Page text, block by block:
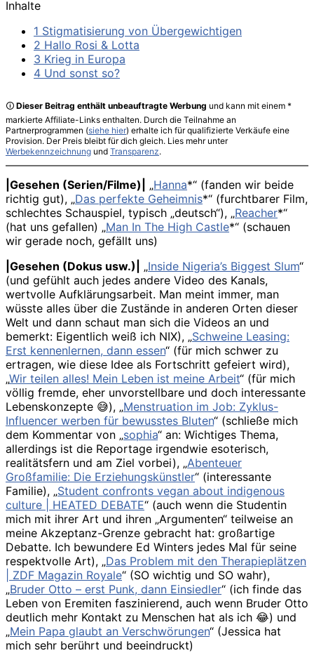
Inhalte
1 Stigmatisierung von Übergewichtigen
2 Hallo Rosi & Lotta
3 Krieg in Europa
4 Und sonst so?
🛈 Dieser Beitrag enthält unbeauftragte Werbung und kann mit einem *
markierte Affiliate-Links enthalten. Durch die Teilnahme an
Partnerprogrammen (siehe hier) erhalte ich für qualifizierte Verkäufe eine
Provision. Der Preis bleibt für dich gleich. Lies mehr unter
Werbekennzeichnung und Transparenz.
|Gesehen (Serien/Filme)| „Hanna*“ (fanden wir beide
richtig gut), „Das perfekte Geheimnis*“ (furchtbarer Film,
schlechtes Schauspiel, typisch „deutsch“), „Reacher*“
(hat uns gefallen) „Man In The High Castle*“ (schauen
wir gerade noch, gefällt uns)
|Gesehen (Dokus usw.)|
„Inside Nigeria’s Biggest Slum“
(und gefühlt auch jedes andere Video des Kanals,
wertvolle Aufklärungsarbeit. Man meint immer, man
wüsste alles über die Zustände in anderen Orten dieser
Welt und dann schaut man sich die Videos an und
bemerkt: Eigentlich weiß ich NIX), „Schweine Leasing:
Erst kennenlernen, dann essen“ (für mich schwer zu
ertragen, wie diese Idee als Fortschritt gefeiert wird),
„Wir teilen alles! Mein Leben ist meine Arbeit“ (für mich
völlig fremde, eher unvorstellbare und doch interessante
Lebenskonzepte 😅), „Menstruation im Job: Zyklus-
Influencer werben für bewusstes Bluten“ (schließe mich
dem Kommentar von „sophia“ an: Wichtiges Thema,
allerdings ist die Reportage irgendwie esoterisch,
realitätsfern und am Ziel vorbei), „Abenteuer
Großfamilie: Die Erziehungskünstler“ (interessante
Familie), „Student confronts vegan about indigenous
culture | HEATED DEBATE“ (auch wenn die Studentin
mich mit ihrer Art und ihren „Argumenten“ teilweise an
meine Akzeptanz-Grenze gebracht hat: großartige
Debatte. Ich bewundere Ed Winters jedes Mal für seine
respektvolle Art), „Das Problem mit den Therapieplätzen
| ZDF Magazin Royale“ (SO wichtig und SO wahr),
„Bruder Otto – erst Punk, dann Einsiedler“ (ich finde das
Leben von Eremiten faszinierend, auch wenn Bruder Otto
deutlich mehr Kontakt zu Menschen hat als ich 😂) und
„Mein Papa glaubt an Verschwörungen“ (Jessica hat
mich sehr berührt und beeindruckt)